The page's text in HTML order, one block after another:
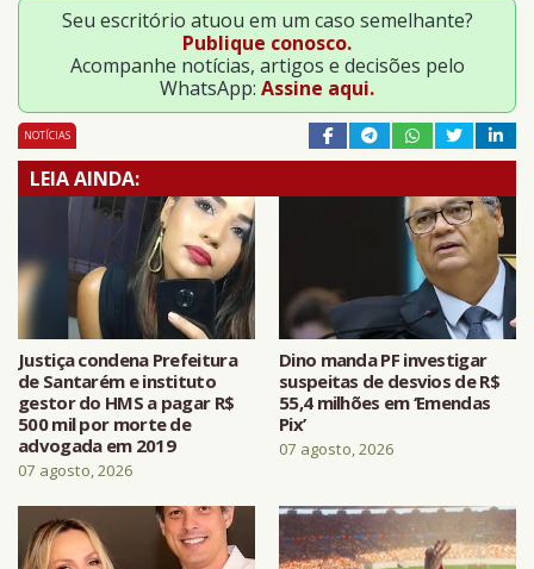
Seu escritório atuou em um caso semelhante?
Publique conosco.
Acompanhe notícias, artigos e decisões pelo
WhatsApp: Assine aqui.
NOTÍCIAS
LEIA AINDA:
Justiça condena Prefeitura
de Santarém e instituto
gestor do HMS a pagar R$
500 mil por morte de
advogada em 2019
07 agosto, 2026
Dino manda PF investigar
suspeitas de desvios de R$
55,4 milhões em ‘Emendas
Pix’
07 agosto, 2026